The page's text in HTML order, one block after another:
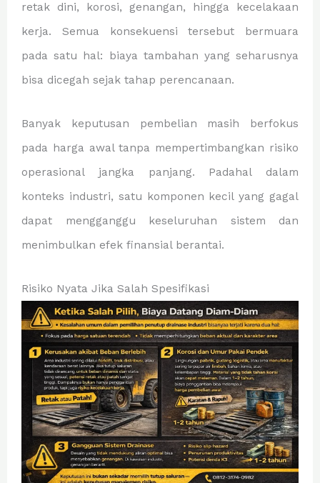
retak dini, korosi, genangan, hingga kecelakaan
kerja. Semua konsekuensi tersebut bermuara
pada satu hal: biaya tambahan yang seharusnya
bisa dicegah sejak tahap perencanaan.
Banyak keputusan pembelian masih berfokus
pada harga awal tanpa mempertimbangkan risiko
operasional jangka panjang. Padahal dalam
konteks industri, satu komponen kecil yang gagal
dapat mengganggu keseluruhan sistem dan
menimbulkan efek finansial berantai.
Risiko Nyata Jika Salah Spesifikasi